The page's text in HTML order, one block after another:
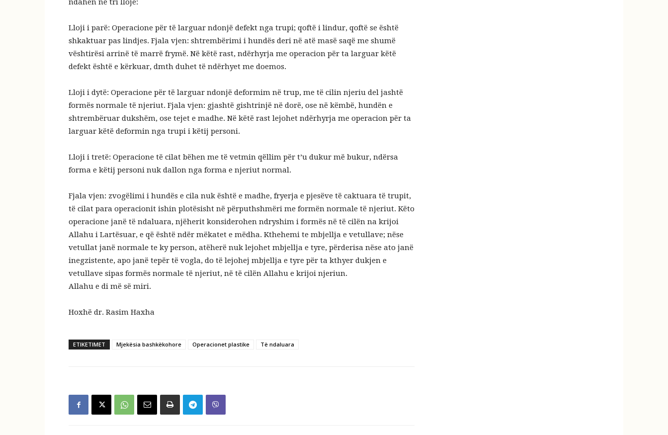
ndahen në tri lloje:
Lloji i parë: Operacione për të larguar ndonjë defekt nga trupi; qoftë i lindur, qoftë se është
shkaktuar pas lindjes. Fjala vjen: shtrembërimi i hundës deri në atë masë saqë me shumë
vështirësi arrinë të marrë frymë. Në këtë rast, ndërhyrja me operacion për ta larguar këtë
defekt është e kërkuar, dmth duhet të ndërhyet me doemos.
Lloji i dytë: Operacione për të larguar ndonjë deformim në trup, me të cilin njeriu del jashtë
formës normale të njeriut. Fjala vjen: gjashtë gishtrinjë në dorë, ose në këmbë, hundën e
shtrembëruar dukshëm, ose tejet e madhe. Në këtë rast lejohet ndërhyrja me operacion për ta
larguar këtë deformin nga trupi i këtij personi.
Lloji i tretë: Operacione të cilat bëhen me të vetmin qëllim për t’u dukur më bukur, ndërsa
forma e këtij personi nuk dallon nga forma e njeriut normal.
Fjala vjen: zvogëlimi i hundës e cila nuk është e madhe, fryerja e pjesëve të caktuara të trupit,
të cilat para operacionit ishin plotësisht në përputhshmëri me formën normale të njeriut. Këto
operacione janë të ndaluara, njëherit konsiderohen ndryshim i formës në të cilën na krijoi
Allahu i Lartësuar, e që është ndër mëkatet e mëdha. Kthehemi te mbjellja e vetullave; nëse
vetullat janë normale te ky person, atëherë nuk lejohet mbjellja e tyre, përderisa nëse ato janë
inegzistente, apo janë tepër të vogla, do të lejohej mbjellja e tyre për ta kthyer dukjen e
vetullave sipas formës normale të njeriut, në të cilën Allahu e krijoi njeriun.
Allahu e di më së miri.
Hoxhë dr. Rasim Haxha
ETIKETIMET Mjekësia bashkëkohore Operacionet plastike Të ndaluara